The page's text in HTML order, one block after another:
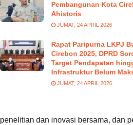
Pembangunan Kota
Ahistoris
JUMAT, 24 APRIL 2026
Rapat Paripurna LKPJ
Cirebon 2025, DPRD
Target Pendapatan
Infrastruktur Belum
JUMAT, 24 APRIL 2026
penelitian dan inovasi bersama, dan